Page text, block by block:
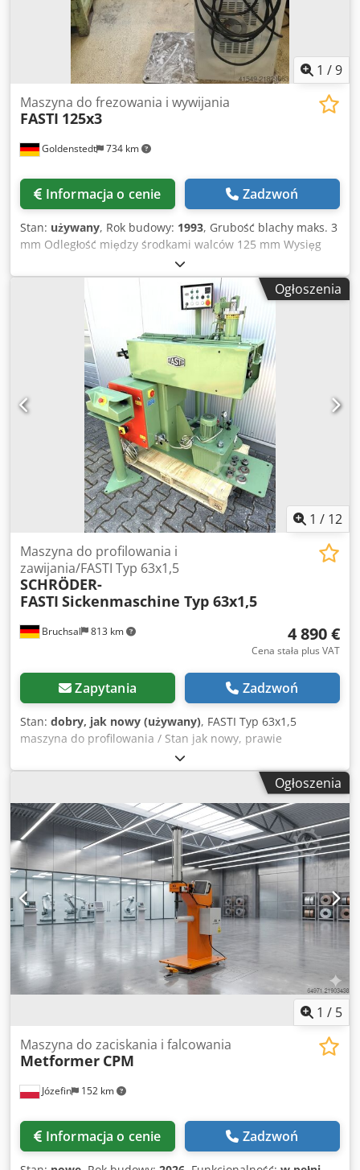
1 /9
Goldenstedt 734 km
Maszyna do frezowania i wywijania
FASTI 125x3
Informacja o cenie Zadzwoń
Stan: używany, Rok budowy: 1993, Grubość blachy maks. 3
mm Odległość między środkami walców 125 mm Wysięg
maks. 500 mm Waga ok. 500 kg Grubość materiału przy
wytrzymałości 40 kg/mm²: maks. 3 mm Crsdpfx Afey Iha Uj
Aof Wysięg: 500 mm Głębokość robocza: 450 mm Ręczne
ustawianie górnego walca Odległość między walcami: 125
mm Płynna prędkość robocza: 3–15 m/min Osłona
ogranicznika W zestawie 1 para rolek Bieg prawo/lewo
przez przełącznik nożny
Ogłoszenia
1 / 12
Bruchsal 813 km
Maszyna do profilowania i
zawijania/FASTI Typ 63x1,5
SCHRÖDER-
FASTI Sickenmaschine Typ 63x1,5
4 890 €
Cena stała plus VAT
Zapytania Zadzwoń
Stan: dobry, jak nowy (używany), FASTI Typ 63x1,5
maszyna do profilowania / Stan jak nowy, prawie
nieużywana - Oznaczenie CE Crjdpsziviksfx Af Asf - Górna
rolka profilująca regulowana hydraulicznie - Panel
sterowania - Różne narzędzia do profilowania - Agregat
hydrauliczny - Dokumentacja Wymiary: Dł x Szer x Wys /
Waga 1200 kg Zastrzeżenie możliwych pomyłek lub błędów
w opisie
Ogłoszenia
1 / 5
Józefin 152 km
Maszyna do zaciskania i falcowania
Metformer CPM
Informacja o cenie Zadzwoń